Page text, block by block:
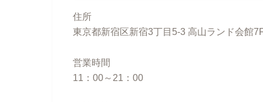
住所
東京都新宿区新宿3丁目5-3 高山ランド会館
営業時間
11：00～21：00